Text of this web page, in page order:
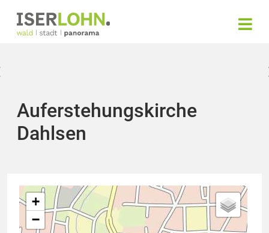
Auferstehungskirche
Dahlsen
+
−